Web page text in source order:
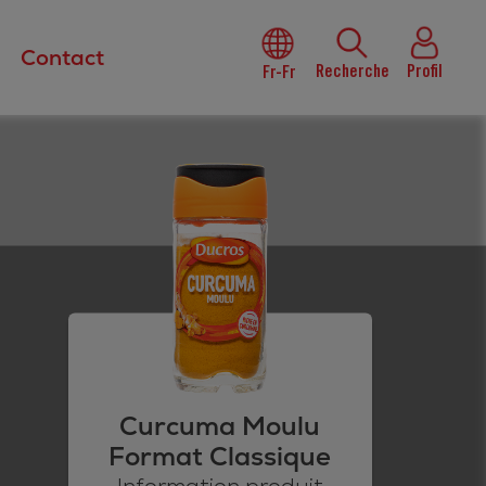
Contact
Fr-Fr Recherche Profil
Curcuma Moulu
Format Classique